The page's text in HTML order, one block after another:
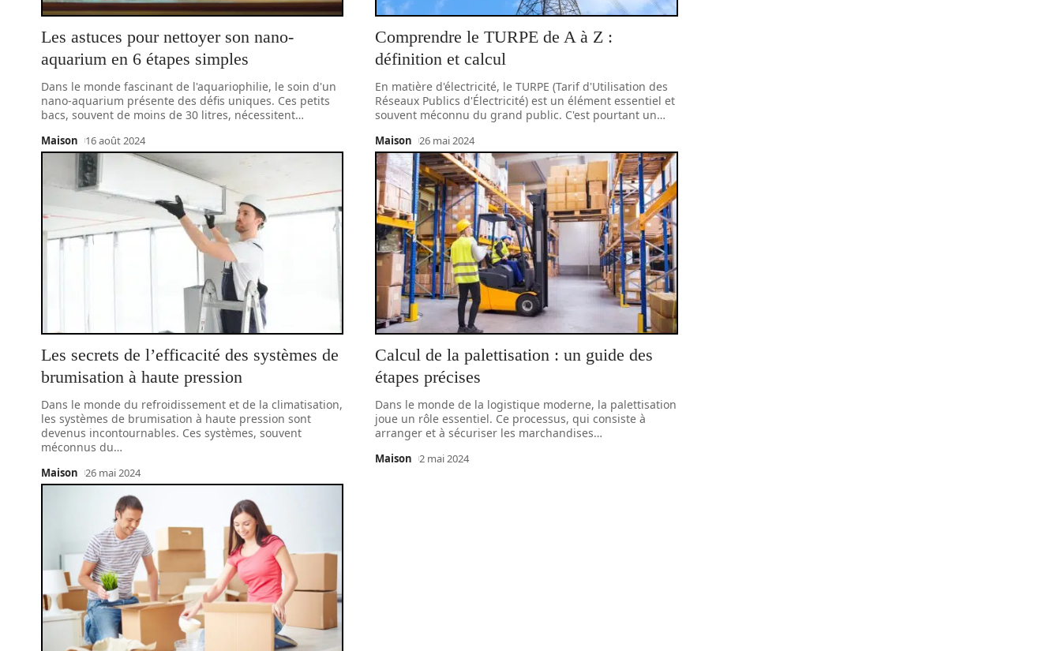
Les astuces pour nettoyer son nano-
aquarium en 6 étapes simples
Dans le monde fascinant de l'aquariophilie, le soin d'un
nano-aquarium présente des défis uniques. Ces petits
bacs, souvent de moins de 30 litres, nécessitent…
Maison 16 août 2024
Comprendre le TURPE de A à Z :
définition et calcul
En matière d'électricité, le TURPE (Tarif d'Utilisation des
Réseaux Publics d'Électricité) est un élément essentiel et
souvent méconnu du grand public. C'est pourtant un…
Maison 26 mai 2024
Les secrets de l’efficacité des systèmes de
brumisation à haute pression
Dans le monde du refroidissement et de la climatisation,
les systèmes de brumisation à haute pression sont
devenus incontournables. Ces systèmes, souvent
méconnus du…
Maison 26 mai 2024
Calcul de la palettisation : un guide des
étapes précises
Dans le monde de la logistique moderne, la palettisation
joue un rôle essentiel. Ce processus, qui consiste à
arranger et à sécuriser les marchandises…
Maison 2 mai 2024